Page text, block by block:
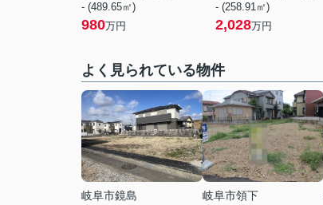
- (489.65㎡)
980万円
- (258.91㎡)
2,028万円
よく見られている物件
岐阜市鏡島
岐阜市領下